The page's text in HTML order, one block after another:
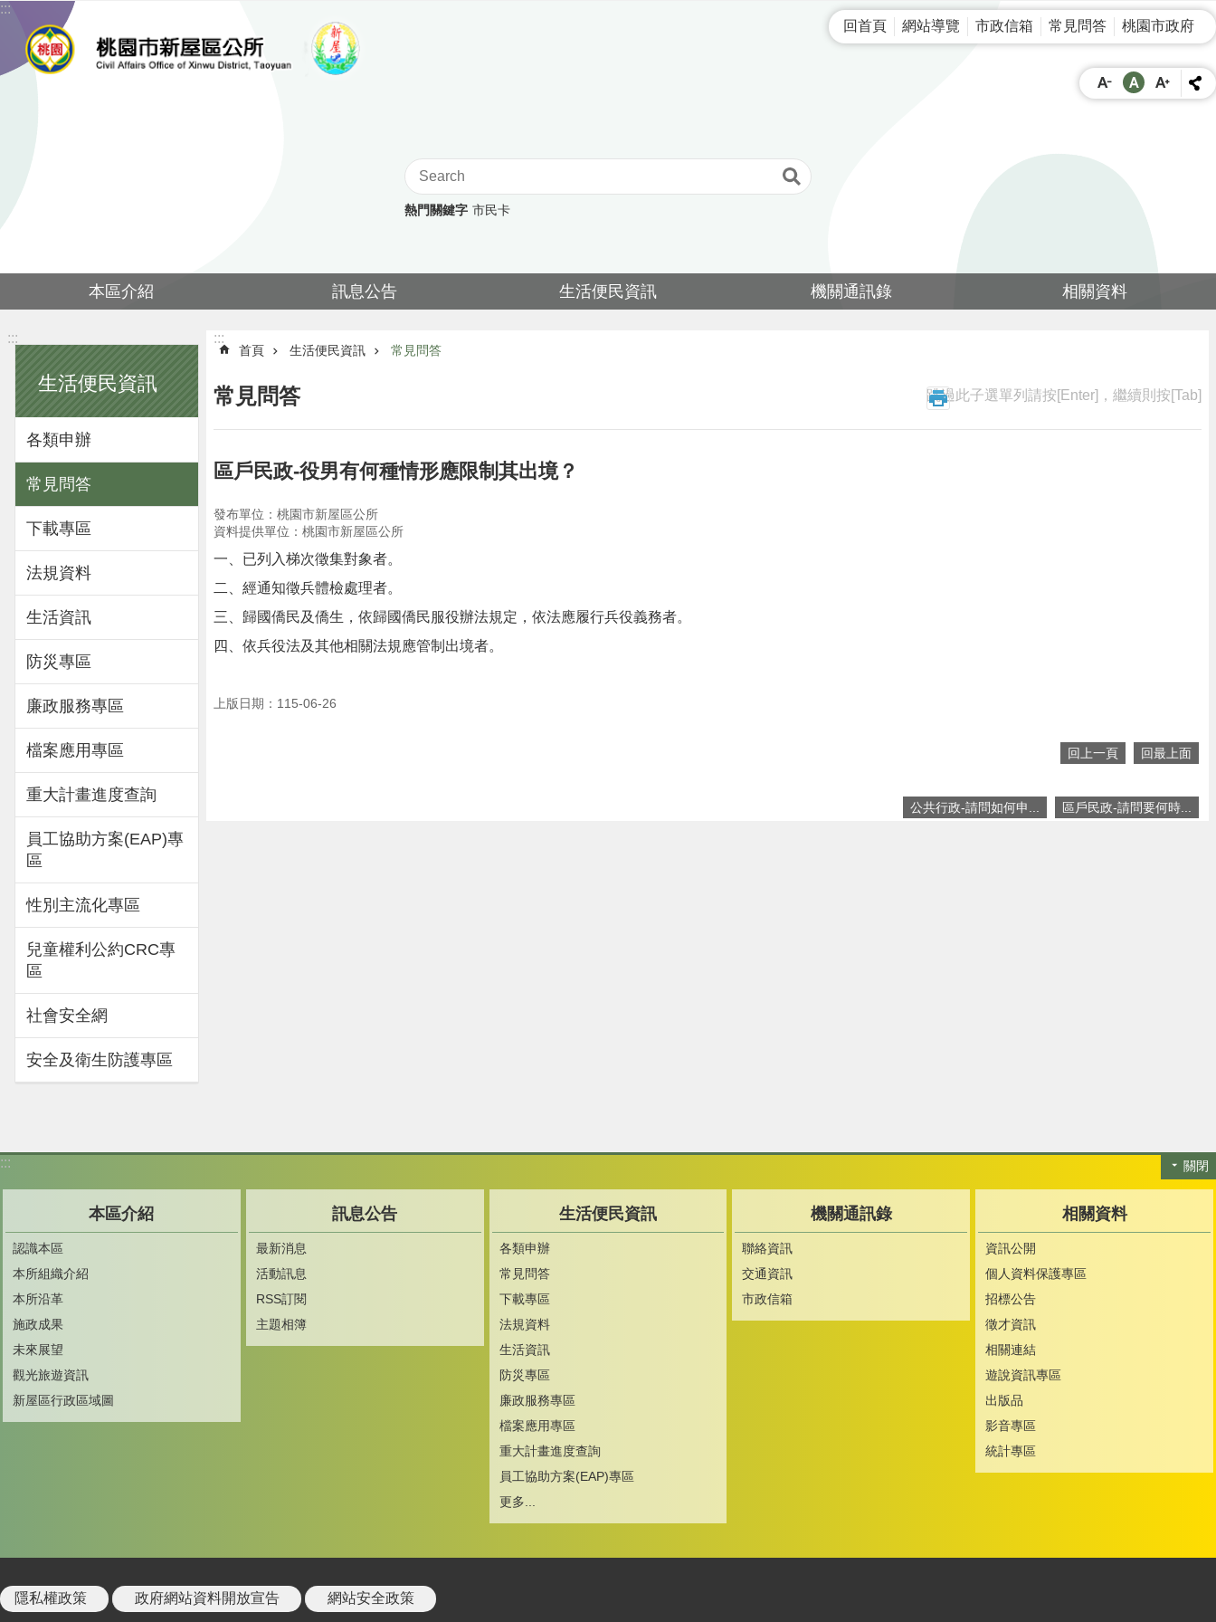
跳到主要內容區塊
:::
回首頁
網站導覽 市政信箱 常見問答 桃園市政府
熱門關鍵字 市民卡
本區介紹 訊息公告 生活便民資訊 機關通訊錄 相關資料
:::
生活便民資訊
各類申辦
常見問答
下載專區
法規資料
生活資訊
防災專區
廉政服務專區
檔案應用專區
重大計畫進度查詢
員工協助方案(EAP)專
區
性別主流化專區
兒童權利公約CRC專
區
社會安全網
安全及衛生防護專區
:::
首頁 生活便民資訊 常見問答
常見問答 跳過此子選單列請按[Enter]，繼續則按[Tab]
區戶民政-役男有何種情形應限制其出境？
發布單位：桃園市新屋區公所
資料提供單位：桃園市新屋區公所
一、已列入梯次徵集對象者。
二、經通知徵兵體檢處理者。
三、歸國僑民及僑生，依歸國僑民服役辦法規定，依法應履行兵役義務者。
四、依兵役法及其他相關法規應管制出境者。
上版日期：115-06-26
回上一頁 回最上面
公共行政-請問如何申... 區戶民政-請問要何時...
關閉
:::
本區介紹
認識本區
本所組織介紹
本所沿革
施政成果
未來展望
觀光旅遊資訊
新屋區行政區域圖
訊息公告
最新消息
活動訊息
RSS訂閱
主題相簿
生活便民資訊
各類申辦
常見問答
下載專區
法規資料
生活資訊
防災專區
廉政服務專區
檔案應用專區
重大計畫進度查詢
員工協助方案(EAP)專區
更多...
機關通訊錄
聯絡資訊
交通資訊
市政信箱
相關資料
資訊公開
個人資料保護專區
招標公告
徵才資訊
相關連結
遊說資訊專區
出版品
影音專區
統計專區
隱私權政策 政府網站資料開放宣告 網站安全政策